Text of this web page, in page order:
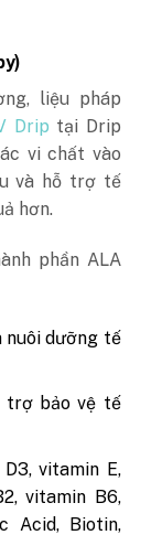
liệu pháp
Drip tại Drip
vi chất vào
và hỗ trợ tế
hơn.
phần ALA
nuôi dưỡng tế
trợ bảo vệ tế
vitamin E,
vitamin B6,
Acid, Biotin,